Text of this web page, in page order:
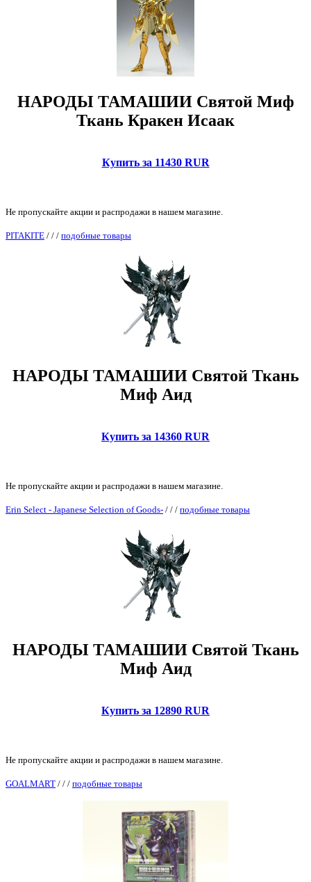
НАРОДЫ ТАМАШИИ Святой Миф
Ткань Кракен Исаак
Купить за 11430 RUR
Не пропускайте акции и распродажи в нашем магазине.
PITAKITE / / / подобные товары
НАРОДЫ ТАМАШИИ Святой Ткань
Миф Аид
Купить за 14360 RUR
Не пропускайте акции и распродажи в нашем магазине.
Erin Select - Japanese Selection of Goods- / / / подобные товары
НАРОДЫ ТАМАШИИ Святой Ткань
Миф Аид
Купить за 12890 RUR
Не пропускайте акции и распродажи в нашем магазине.
GOALMART / / / подобные товары